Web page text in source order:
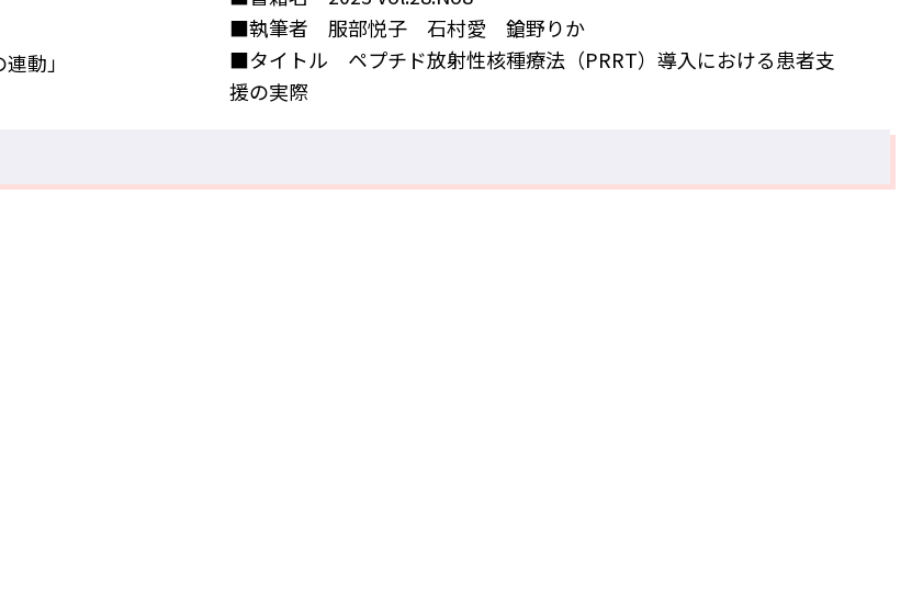
動」
■執筆者 服部悦子 石村愛 鎗野りか
■タイトル ペプチド放射性核種療法（PRRT）導入における患者支
援の実際